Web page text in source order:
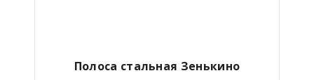
Полоса стальная Зенькино